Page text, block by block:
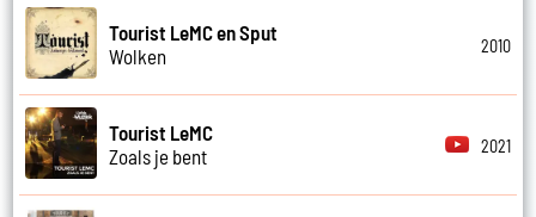
Tourist LeMC en Sput
Wolken
2010
Tourist LeMC
Zoals je bent
2021